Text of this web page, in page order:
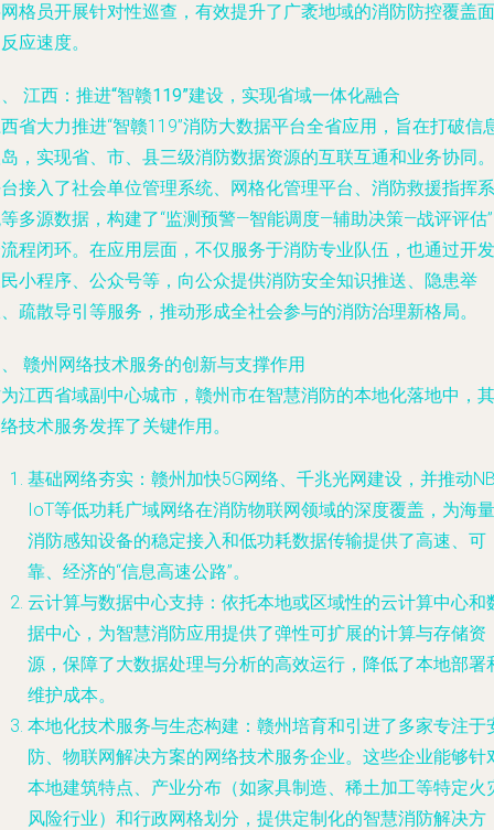
格员开展针对性巡查，有效提升了广袤地域的消防防控覆盖面
应速度。
江西：推进“智赣119”建设，实现省域一体化融合
省大力推进“智赣119”消防大数据平台全省应用，旨在打破信
，实现省、市、县三级消防数据资源的互联互通和业务协同。
接入了社会单位管理系统、网格化管理平台、消防救援指挥系
多源数据，构建了“监测预警—智能调度—辅助决策—战评评估
程闭环。在应用层面，不仅服务于消防专业队伍，也通过开发
小程序、公众号等，向公众提供消防安全知识推送、隐患举
疏散导引等服务，推动形成全社会参与的消防治理新格局。
赣州网络技术服务的创新与支撑作用
江西省域副中心城市，赣州市在智慧消防的本地化落地中，其
技术服务发挥了关键作用。
基础网络夯实 ：赣州加快5G网络、千兆光网建设，并推动
IoT等低功耗广域网络在消防物联网领域的深度覆盖，为海量
消防感知设备的稳定接入和低功耗数据传输提供了高速、可
靠、经济的“信息高速公路”。
云计算与数据中心支持 ：依托本地或区域性的云计算中心和
据中心，为智慧消防应用提供了弹性可扩展的计算与存储资
源，保障了大数据处理与分析的高效运行，降低了本地部署
维护成本。
本地化技术服务与生态构建 ：赣州培育和引进了多家专注于
防、物联网解决方案的网络技术服务企业。这些企业能够针
本地建筑特点、产业分布（如家具制造、稀土加工等特定火
风险行业）和行政网格划分，提供定制化的智慧消防解决方